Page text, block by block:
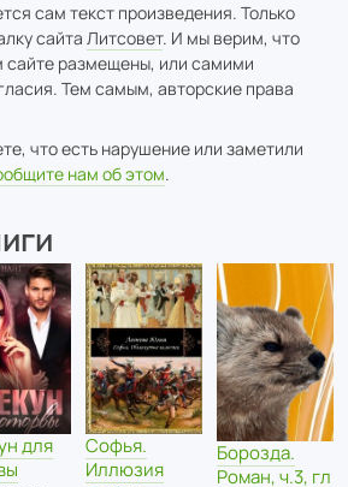
сам текст произведения. Только
сайта Литсовет. И мы верим, что
сайте размещены, или самими
Тем самым, авторские права
что есть нарушение или заметили
нам об этом.
для
Софья.
Иллюзия
Борозда.
Роман, ч.3, гл